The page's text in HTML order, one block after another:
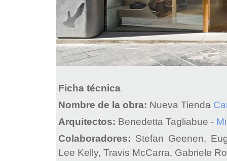
Ficha técnica
Nombre de la obra: Nueva Tienda
Arquitectos: Benedetta Tagliabue -
Colaboradores: Stefan Geenen,
Lee Kelly, Travis McCarra, Gabriele